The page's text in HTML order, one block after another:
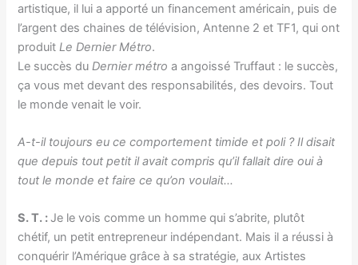
artistique, il lui a apporté un financement américain, puis de
l’argent des chaines de télévision, Antenne 2 et TF1, qui ont
produit Le Dernier Métro.
Le succès du Dernier métro a angoissé Truffaut : le succès,
ça vous met devant des responsabilités, des devoirs. Tout
le monde venait le voir.
A-t-il toujours eu ce comportement timide et poli ? Il disait
que depuis tout petit il avait compris qu’il fallait dire oui à
tout le monde et faire ce qu’on voulait…
S. T. : Je le vois comme un homme qui s’abrite, plutôt
chétif, un petit entrepreneur indépendant. Mais il a réussi à
conquérir l’Amérique grâce à sa stratégie, aux Artistes